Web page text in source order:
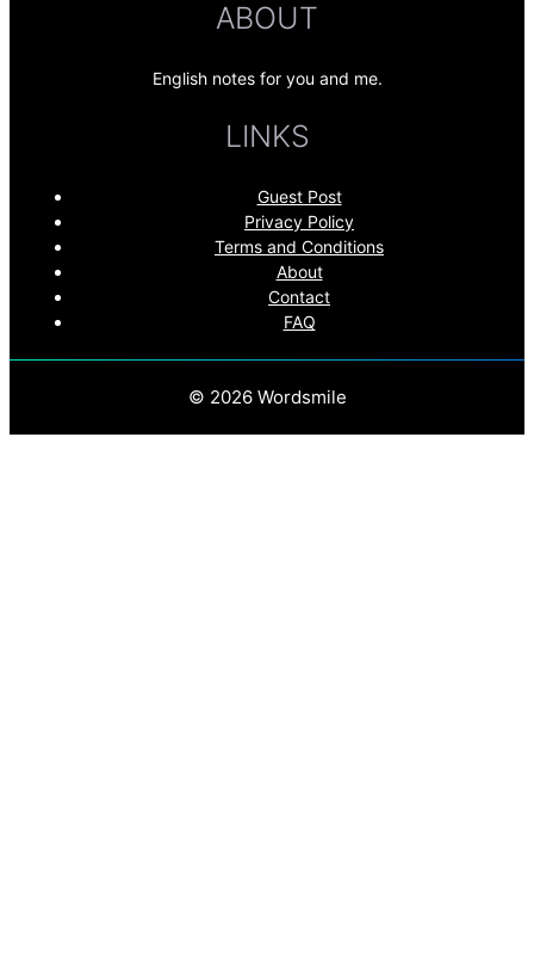
ABOUT
English notes for you and me.
LINKS
Guest Post
Privacy Policy
Terms and Conditions
About
Contact
FAQ
© 2026 Wordsmile